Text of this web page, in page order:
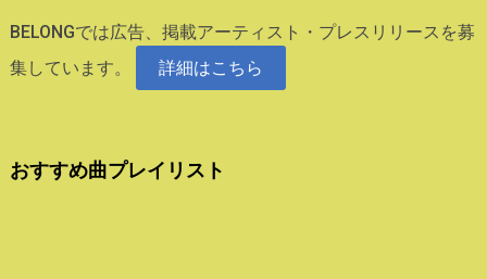
BELONGでは広告、掲載アーティスト・プレスリリースを募
集しています。
詳細はこちら
おすすめ曲プレイリスト